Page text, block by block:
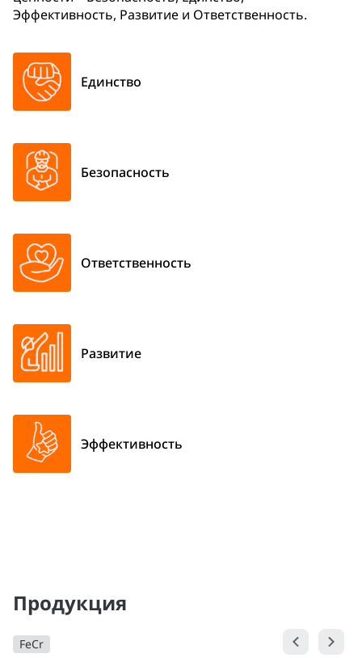
Эффективность, Развитие и Ответственность.
Единство
Безопасность
Ответственность
Развитие
Эффективность
Продукция
FeCr